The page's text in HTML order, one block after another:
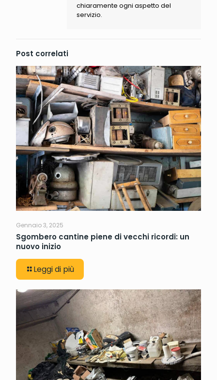
chiaramente ogni aspetto del
servizio.
Post correlati
Gennaio 3, 2025
Sgombero cantine piene di vecchi ricordi: un
nuovo inizio
Leggi di più